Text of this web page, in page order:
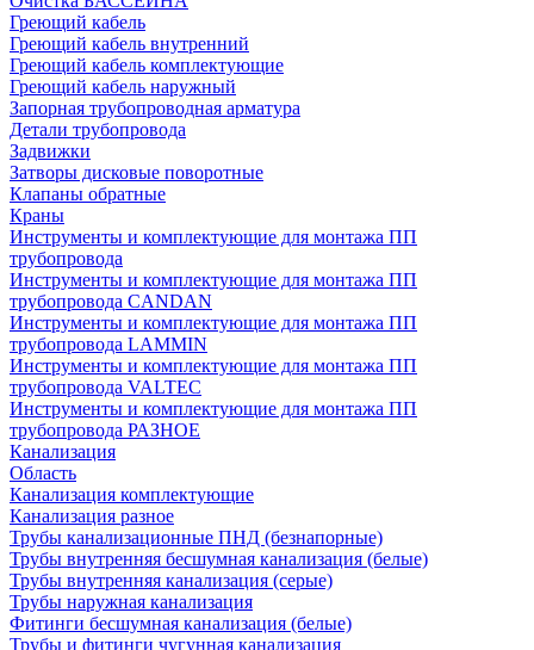
Греющий кабель
Греющий кабель внутренний
Греющий кабель комплектующие
Греющий кабель наружный
Запорная трубопроводная арматура
Детали трубопровода
Задвижки
Затворы дисковые поворотные
Клапаны обратные
Краны
Инструменты и комплектующие для монтажа ПП
трубопровода
Инструменты и комплектующие для монтажа ПП
трубопровода CANDAN
Инструменты и комплектующие для монтажа ПП
трубопровода LAMMIN
Инструменты и комплектующие для монтажа ПП
трубопровода VALTEC
Инструменты и комплектующие для монтажа ПП
трубопровода РАЗНОЕ
Канализация
Область
Канализация комплектующие
Канализация разное
Трубы канализационные ПНД (безнапорные)
Трубы внутренняя бесшумная канализация (белые)
Трубы внутренняя канализация (серые)
Трубы наружная канализация
Фитинги бесшумная канализация (белые)
Трубы и фитинги чугунная канализация